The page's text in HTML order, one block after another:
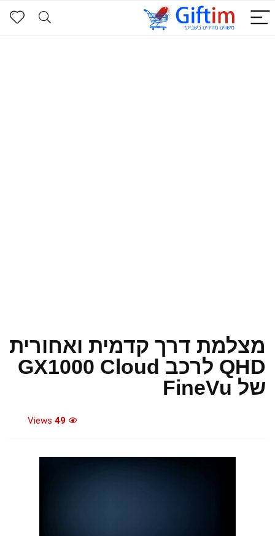
מצלמת דרך קדמית ואחורית
QHD לרכב GX1000 Cloud
של FineVu
49